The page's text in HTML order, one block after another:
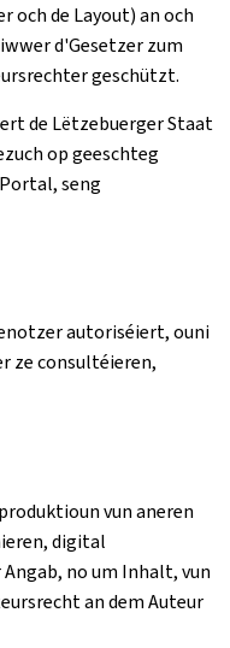
och de Layout) an och
d'Gesetzer zum
geschützt.
de Lëtzebuerger Staat
op geeschteg
seng
autoriséiert, ouni
ze consultéieren,
vun aneren
digital
no um Inhalt, vun
an dem Auteur